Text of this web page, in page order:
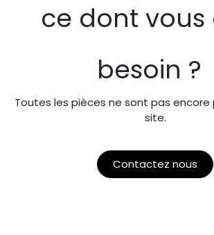
ce dont vous
besoin ?
Toutes les pièces ne sont pas encore
site.
Contactez nous